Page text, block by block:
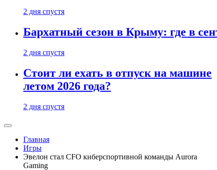
2 дня спустя
Бархатный сезон в Крыму: где в
2 дня спустя
Стоит ли ехать в отпуск на машине
летом 2026 года?
2 дня спустя
Главная
Игры
Эвелон стал CFO киберспортивной команды Aurora
Gaming